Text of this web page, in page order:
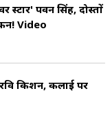
स्टार' पवन सिंह, दोस्तों
Video
किशन, कलाई पर